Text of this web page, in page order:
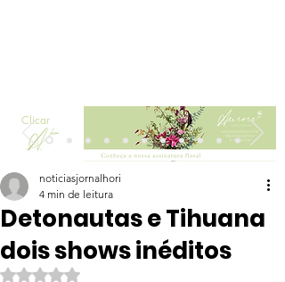
Clicar
Detonautas e Tihuana
dois shows inéditos
noticiasjornalhori
4 min de leitura
Avaliado com NaN de 5 estrelas.